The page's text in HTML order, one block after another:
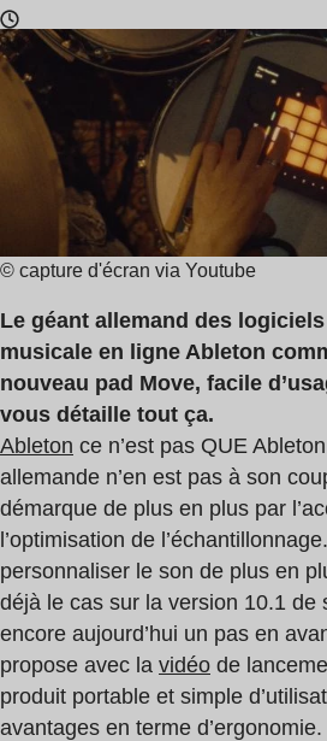
Temps
de
lecture
© capture d'écran via Youtube
Le géant allemand des
musicale en ligne Ableton
nouveau pad Move, facile
vous détaille tout ça.
Ableton ce n’est pas QUE
allemande n’en est pas à son
démarque de plus en plus par
l’optimisation de
personnaliser le son de plus en
déjà le cas sur la version 10.1 de
encore aujourd’hui un pas en
propose avec la vidéo de
produit portable et simple
avantages en terme d’ergonomie.